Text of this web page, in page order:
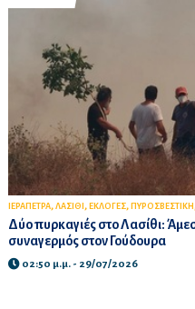
ΙΕΡΑΠΕΤΡΑ, ΛΑΣΙΘΙ , ΕΚΛΟΓΕΣ, ΠΥΡΟΣΒΕΣΤΙΚΗ
Δύο πυρκαγιές στο Λασίθι:
συναγερμός στον Γούδουρα
02:50 μ.μ. - 29/07/2026